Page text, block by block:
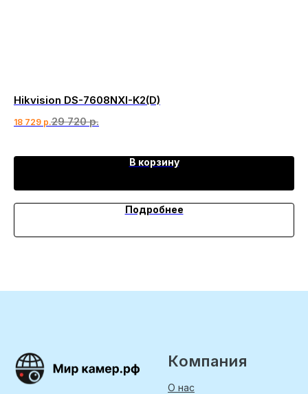
Hikvision DS-7608NXI-K2(D)
18 729 р.29 720 р.
В корзину
Подробнее
Компания
О нас